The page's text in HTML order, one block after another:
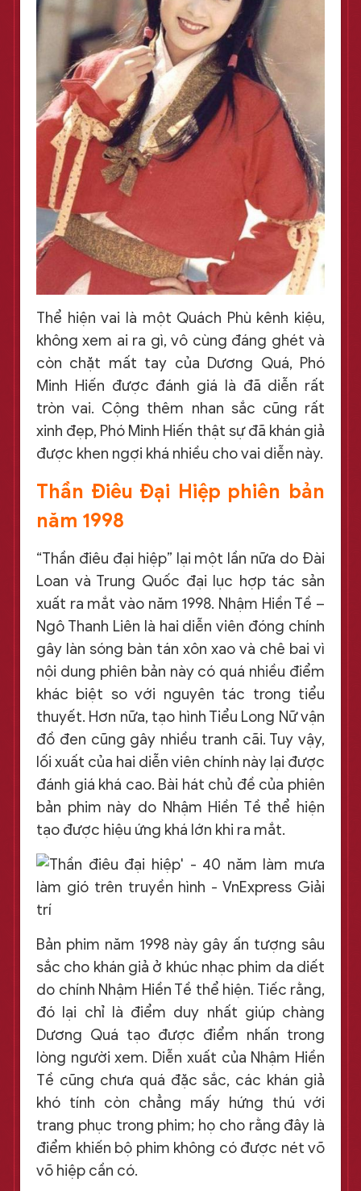
Thể hiện vai là một Quách Phù kênh kiệu,
không xem ai ra gì, vô cùng đáng ghét và
còn chặt mất tay của Dương Quá, Phó
Minh Hiến được đánh giá là đã diễn rất
tròn vai. Cộng thêm nhan sắc cũng rất
xinh đẹp, Phó Minh Hiến thật sự đã khán giả
được khen ngợi khá nhiều cho vai diễn này.
Thần Điêu Đại Hiệp phiên bản
năm 1998
“Thần điêu đại hiệp” lại một lần nữa do Đài
Loan và Trung Quốc đại lục hợp tác sản
xuất ra mắt vào năm 1998. Nhậm Hiền Tề –
Ngô Thanh Liên là hai diễn viên đóng chính
gây làn sóng bàn tán xôn xao và chê bai vì
nội dung phiên bản này có quá nhiều điểm
khác biệt so với nguyên tác trong tiểu
thuyết. Hơn nữa, tạo hình Tiểu Long Nữ vận
đồ đen cũng gây nhiều tranh cãi. Tuy vậy,
lối xuất của hai diễn viên chính này lại được
đánh giá khá cao. Bài hát chủ đề của phiên
bản phim này do Nhậm Hiền Tề thể hiện
tạo được hiệu ứng khá lớn khi ra mắt.
Bản phim năm 1998 này gây ấn tượng sâu
sắc cho khán giả ở khúc nhạc phim da diết
do chính Nhậm Hiền Tề thể hiện. Tiếc rằng,
đó lại chỉ là điểm duy nhất giúp chàng
Dương Quá tạo được điểm nhấn trong
lòng người xem. Diễn xuất của Nhậm Hiền
Tề cũng chưa quá đặc sắc, các khán giả
khó tính còn chẳng mấy hứng thú với
trang phục trong phim; họ cho rằng đây là
điểm khiến bộ phim không có được nét võ
võ hiệp cần có.